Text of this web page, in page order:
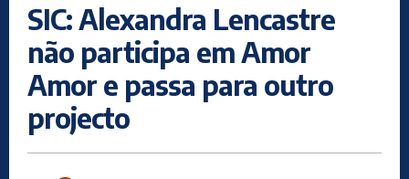
SIC: Alexandra Lencastre
não participa em Amor
Amor e passa para outro
projecto